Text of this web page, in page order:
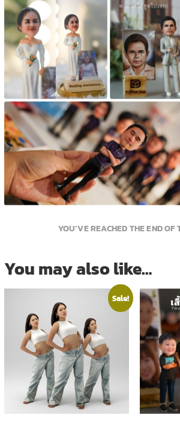
YOU’VE REACHED THE END OF
You may also like…
Sale!